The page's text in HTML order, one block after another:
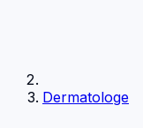
Dermatologe